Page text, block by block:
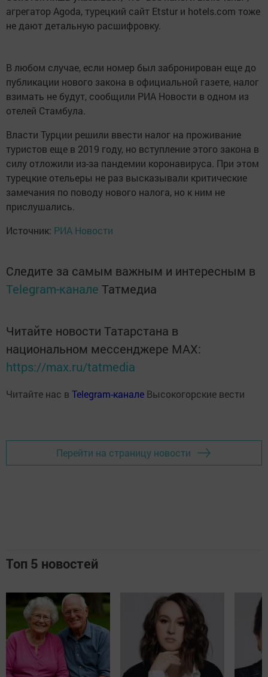
агрегатор Agoda, турецкий сайт Etstur и hotels.com тоже
не дают детальную расшифровку.
В любом случае, если номер был забронирован еще до
публикации нового закона в официальной газете, налог
взимать не будут, сообщили РИА Новости в одном из
отелей Стамбула.
Власти Турции решили ввести налог на проживание
туристов еще в 2019 году, но вступление этого закона в
силу отложили из-за пандемии коронавируса. При этом
турецкие отельеры не раз высказывали критические
замечания по поводу нового налога, но к ним не
прислушались.
Источник: РИА Новости
Следите за самым важным и интересным в
Telegram-канале Татмедиа
Читайте новости Татарстана в
национальном мессенджере MАХ:
https://max.ru/tatmedia
Читайте нас в Telegram-канале Высокогорские вести
Перейти на страницу новости
Топ 5 новостей